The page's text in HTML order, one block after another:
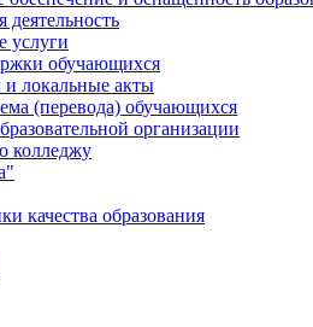
деятельность
услуги
обучающихся
локальные акты
(перевода) обучающихся
организации
колледжу
качества образования